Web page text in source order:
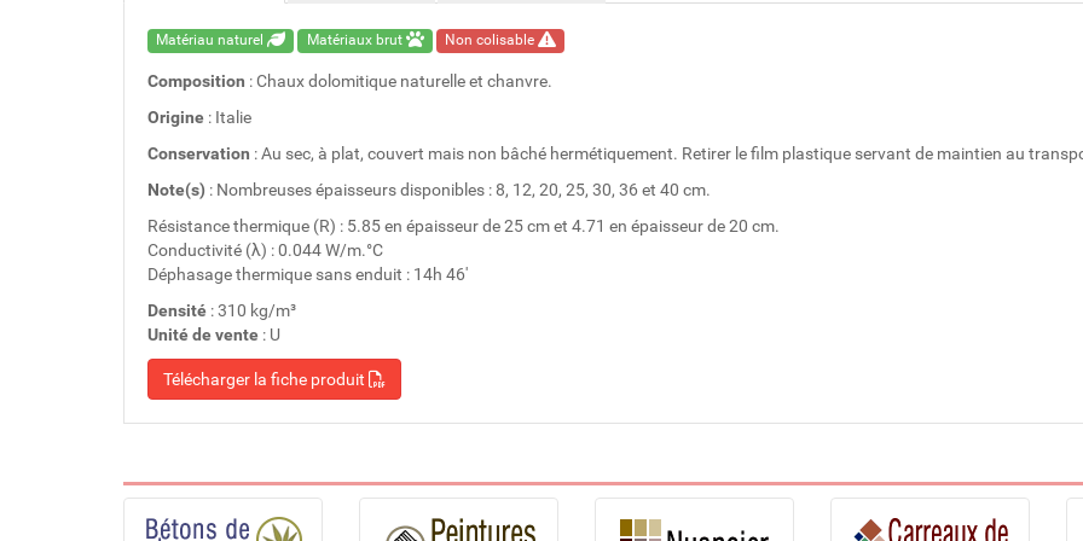
Matériau naturel Matériaux brut Non colisable
Composition : Chaux dolomitique naturelle et chanvre.
Origine : Italie
Conservation : Au sec, à plat, couvert mais non bâché hermétiquement. Retirer le film plastique servant de maintien au
Note(s) : Nombreuses épaisseurs disponibles : 8, 12, 20, 25, 30, 36 et 40 cm.
Résistance thermique (R) : 5.85 en épaisseur de 25 cm et 4.71 en épaisseur de 20 cm.
Conductivité (λ) : 0.044 W/m.°C
Déphasage thermique sans enduit : 14h 46'
Densité : 310 kg/m³
Unité de vente : U
Télécharger la fiche produit